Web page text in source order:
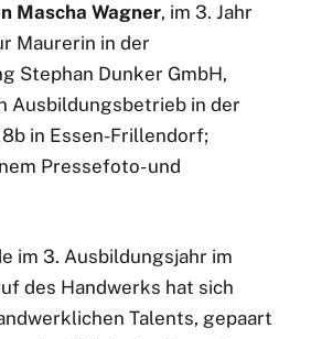
Mascha Wagner, im 3. Jahr
Maurerin in der
Stephan Dunker GmbH,
Ausbildungsbetrieb in der
in Essen-Frillendorf;
Pressefoto- und
im 3. Ausbildungsjahr im
des Handwerks hat sich
Talents, gepaart